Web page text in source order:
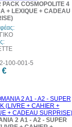
PACK COSMOPOLITE 4
+ LEXIQUE + CADEAU
100-001-5
€
2 A1 - A2 - SUPER